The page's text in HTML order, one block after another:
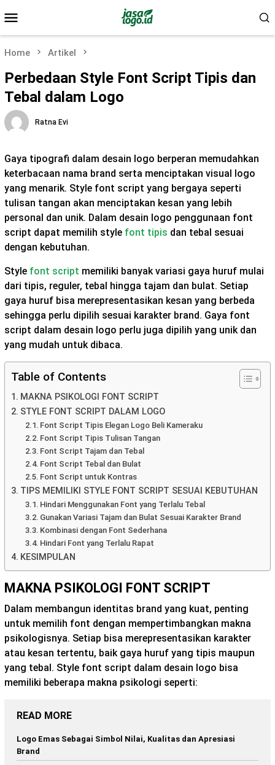
to
contentMenu
Home Artikel
Perbedaan Style Font Script Tipis dan
Tebal dalam Logo
Ratna Evi
Gaya tipografi dalam desain logo berperan memudahkan
keterbacaan nama brand serta menciptakan visual logo
yang menarik. Style font script yang bergaya seperti
tulisan tangan akan menciptakan kesan yang lebih
personal dan unik. Dalam desain logo penggunaan font
script dapat memilih style font tipis dan tebal sesuai
dengan kebutuhan.
Style font script memiliki banyak variasi gaya huruf mulai
dari tipis, reguler, tebal hingga tajam dan bulat. Setiap
gaya huruf bisa merepresentasikan kesan yang berbeda
sehingga perlu dipilih sesuai karakter brand. Gaya font
script dalam desain logo perlu juga dipilih yang unik dan
yang mudah untuk dibaca.
Table of Contents
MAKNA PSIKOLOGI FONT SCRIPT
STYLE FONT SCRIPT DALAM LOGO
Font Script Tipis Elegan Logo Beli Kameraku
Font Script Tipis Tulisan Tangan
Font Script Tajam dan Tebal
Font Script Tebal dan Bulat
Font Script untuk Kontras
TIPS MEMILIKI STYLE FONT SCRIPT SESUAI KEBUTUHAN
Hindari Menggunakan Font yang Terlalu Tebal
Gunakan Variasi Tajam dan Bulat Sesuai Karakter Brand
Kombinasi dengan Font Sederhana
Hindari Font yang Terlalu Rapat
KESIMPULAN
MAKNA PSIKOLOGI FONT SCRIPT
Dalam membangun identitas brand yang kuat, penting
untuk memilih font dengan mempertimbangkan makna
psikologisnya. Setiap bisa merepresentasikan karakter
atau kesan tertentu, baik gaya huruf yang tipis maupun
yang tebal. Style font script dalam desain logo bisa
memiliki beberapa makna psikologi seperti:
READ MORE
Logo Emas Sebagai Simbol Nilai, Kualitas dan Apresiasi
Brand